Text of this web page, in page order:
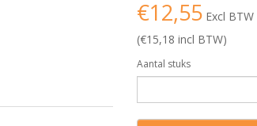
€12,55 Excl
(€15,18 incl BTW)
Aantal stuks